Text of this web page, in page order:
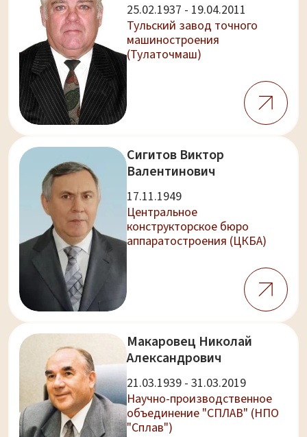
25.02.1937 - 19.04.2011
Тульский завод точного
машиностроения
(Тулаточмаш)
Сигитов Виктор
Валентинович
17.11.1949
Центральное
конструкторское бюро
аппаратостроения (ЦКБА)
Макаровец Николай
Александрович
21.03.1939 - 31.03.2019
Научно-производственное
объединение "СПЛАВ" (НПО
"Сплав")